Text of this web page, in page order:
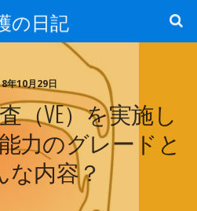
の日記
年10月29日
（VE）を実施し
力のグレードと
な内容？